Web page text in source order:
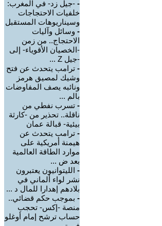
- -جيل زد- في المغرب:
خلفيات الاحتجاجات
وسيناريوهات المستقبل
- وسائل وآليات
الاحتجاج.. من زمن
-الخصيان الأقوياء- إلى
-جيل Z ...
- ترامب يتحدث عن فتح
وشيك لمصيق هرمز
ونائبه يصف المفاوضات
بالم ...
- تسرب نفطي من
ناقلة.. تحذير من -كارثة
بيئية- قبالة عمان
- ترامب يتحدث عن
هيمنة أمريكية على
موارد الطاقة العالمية
بعد ض ...
- الليتوانيون يعتبرون
نشر لواء ألماني في
بلادهم إهدارا للمال د ...
- بموجب حكم قضائي..
منصة -إكس- تحجب
حساب ترشح إمام أوغلو